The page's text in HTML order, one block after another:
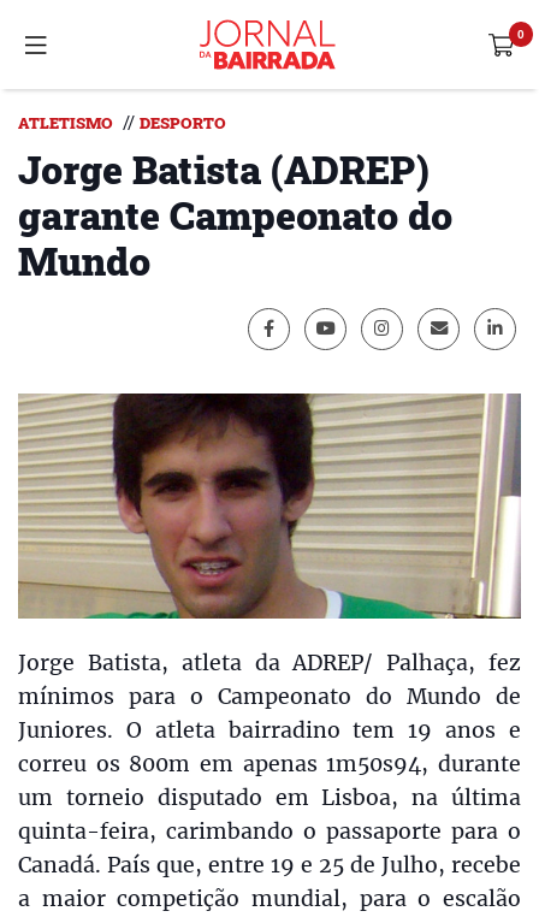
ATLETISMO // DESPORTO
Jorge Batista (ADREP)
garante Campeonato do
Mundo
Jorge Batista, atleta da ADREP/ Palhaça, fez
mínimos para o Campeonato do Mundo de
Juniores. O atleta bairradino tem 19 anos e
correu os 800m em apenas 1m50s94, durante
um torneio disputado em Lisboa, na última
quinta-feira, carimbando o passaporte para o
Canadá. País que, entre 19 e 25 de Julho, recebe
a maior competição mundial, para o escalão